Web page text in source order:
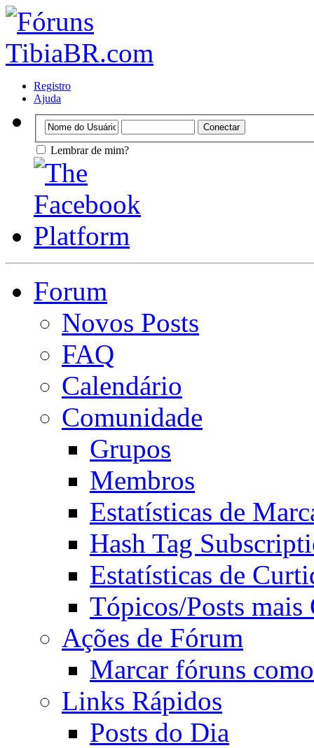
Registro
Ajuda
Lembrar de mim?
Forum
Novos Posts
FAQ
Calendário
Comunidade
Grupos
Membros
Estatísticas de
Hash Tag
Estatísticas de
Tópicos/Posts mais
Ações de Fórum
Marcar fóruns
Links Rápidos
Posts do Dia